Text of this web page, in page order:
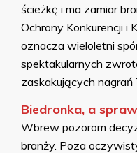
ścieżkę i ma zamiar
Ochrony Konkurencji i
oznacza wieloletni
spektakularnych
zaskakujących
Biedronka, a
Wbrew pozorom
branży. Poza